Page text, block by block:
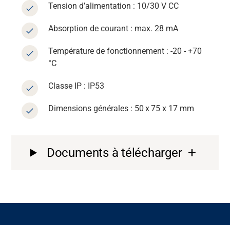
Assistance
Tension d’alimentation : 10/30 V CC
Absorption de courant : max. 28 mA
Température de fonctionnement : -20 - +70
°C
Classe IP : IP53
Dimensions générales : 50 x 75 x 17 mm
Documents à télécharger